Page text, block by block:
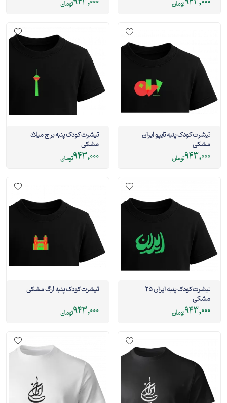
تومان تومان
تیشرت کودک پنبه تایپو ایران
مشکی
943,000تومان
تیشرت کودک پنبه برج میلاد
مشکی
943,000تومان
تیشرت کودک پنبه ایران 25
مشکی
943,000تومان
تیشرت کودک پنبه ارگ مشکی
943,000تومان